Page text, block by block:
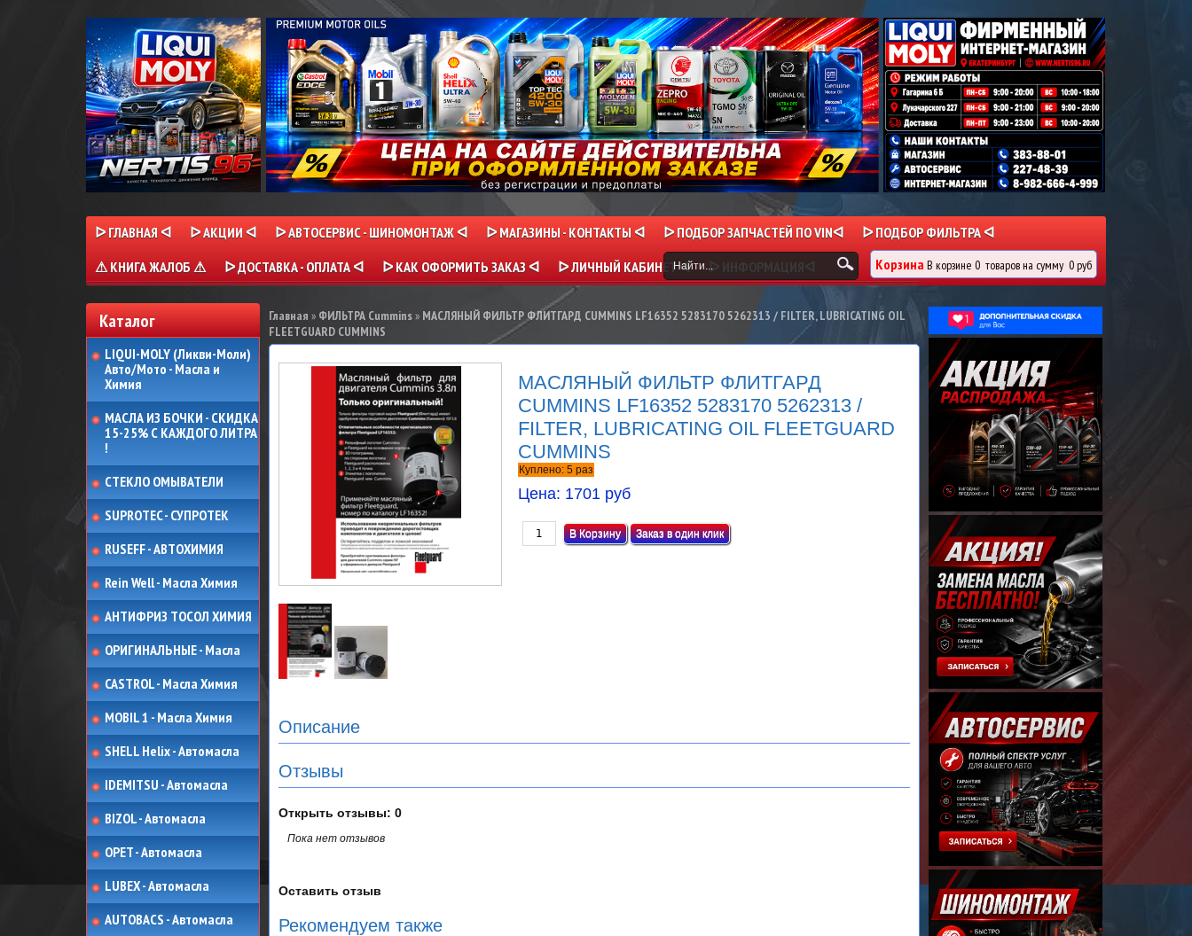
ᐅ ГЛАВНАЯ ᐊ ᐅ АКЦИИ ᐊ ᐅ АВТОСЕРВИС - ШИНОМОНТАЖ ᐊ ᐅ МАГАЗИНЫ - КОНТАКТЫ ᐊ ᐅ ПОДБОР ЗАПЧАСТЕЙ ПО VINᐊ
ᐅ ПОДБОР ФИЛЬТРА ᐊ
⚠ КНИГА ЖАЛОБ ⚠
ᐅ ДОСТАВКА - ОПЛАТА ᐊ ᐅ КАК ОФОРМИТЬ ЗАКАЗ ᐊ ᐅ ЛИЧНЫЙ КАБИНЕТ ᐊ ᐅ ИНФОРМАЦИЯᐊ Корзина В корзине 0 товаровна сумму 0 руб
Каталог
LIQUI-MOLY (Ликви-Моли)
Авто/Мото - Масла и
Химия
МАСЛА ИЗ БОЧКИ - СКИДКА
15-25% С КАЖДОГО ЛИТРА
!
СТЕКЛО ОМЫВАТЕЛИ
SUPROTEC - СУПРОТЕК
RUSEFF - АВТОХИМИЯ
Rein Well - Масла Химия
АНТИФРИЗ ТОСОЛ ХИМИЯ
ОРИГИНАЛЬНЫЕ - Масла
CASTROL - Масла Химия
MOBIL 1 - Масла Химия
SHELL Helix - Автомасла
IDEMITSU - Автомасла
BIZOL - Автомасла
OPET - Автомасла
LUBEX - Автомасла
AUTOBACS - Автомасла
Главная » ФИЛЬТРА Cummins» МАСЛЯНЫЙ ФИЛЬТР ФЛИТГАРД CUMMINS LF16352 5283170 5262313 / FILTER, LUBRICATING OIL
FLEETGUARD CUMMINS
МАСЛЯНЫЙ ФИЛЬТР ФЛИТГАРД
CUMMINS LF16352 5283170 5262313 /
FILTER, LUBRICATING OIL FLEETGUARD
CUMMINS
Куплено: 5 раз
Цена: 1701 руб
Заказ в один клик
Описание
Отзывы
Открыть отзывы: 0
Пока нет отзывов
Оставить отзыв
Рекомендуем также